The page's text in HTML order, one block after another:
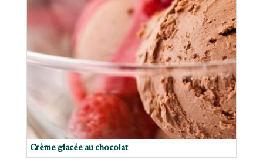
Crème glacée au chocolat